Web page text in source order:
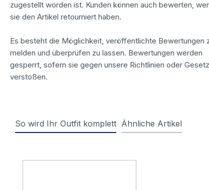
zugestellt worden ist. Kunden können auch bewerten,
sie den Artikel retourniert haben.
Es besteht die Möglichkeit, veröffentlichte Bewertungen
melden und überprüfen zu lassen. Bewertungen werden
gesperrt, sofern sie gegen unsere Richtlinien oder
verstoßen.
So wird Ihr Outfit komplett Ähnliche Artikel